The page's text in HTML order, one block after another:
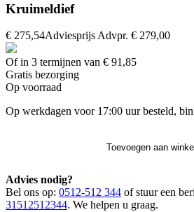
Kruimeldief
€ 275,54Adviesprijs Advpr. € 279,00
Of in 3 termijnen van € 91,85
Gratis bezorging
Op voorraad
Op werkdagen voor 17:00 uur besteld,
Toevoegen aan
Advies nodig?
Bel ons op: 0512-512 344 of stuur een
31512512344. We helpen u graag.